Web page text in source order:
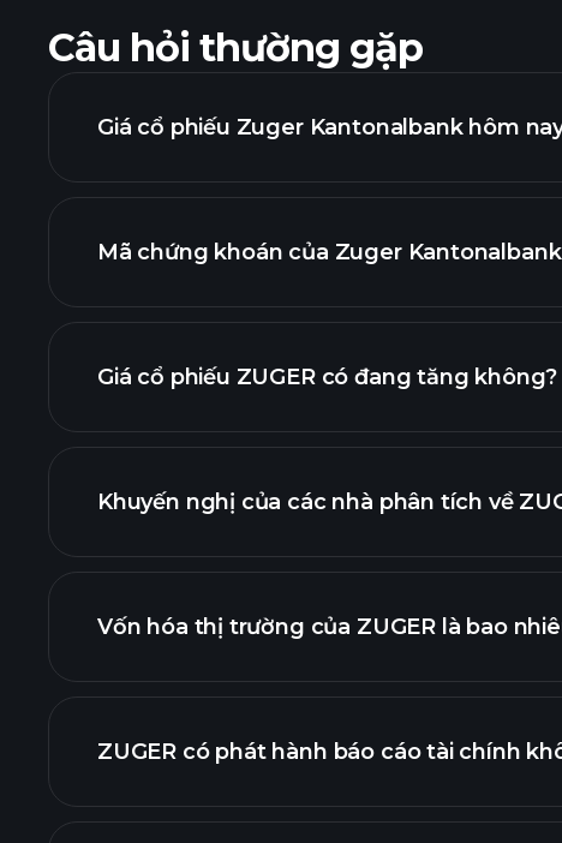
Câu hỏi thường gặp
Giá cổ phiếu Zuger Kantonalbank hôm
nâng cao
Mã chứng khoán của Zuger
Giá cổ phiếu ZUGER có đang tăng không?
Khuyến nghị của các nhà phân tích về
Vốn hóa thị trường của ZUGER là bao
danh sách cổ phiếu của
ZUGER có phát hành báo cáo tài chính
tài chính của